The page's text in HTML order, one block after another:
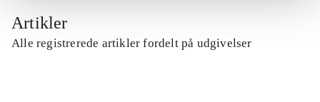
Artikler
Alle registrerede artikler fordelt på udgivelser